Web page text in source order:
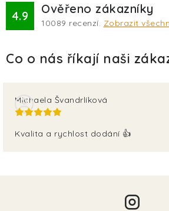
4.9 Ověřeno zákazníky
10089 recenzí. Zobrazit
Michaela Švandrlíková
Kvalita a rychlost dodání 👍